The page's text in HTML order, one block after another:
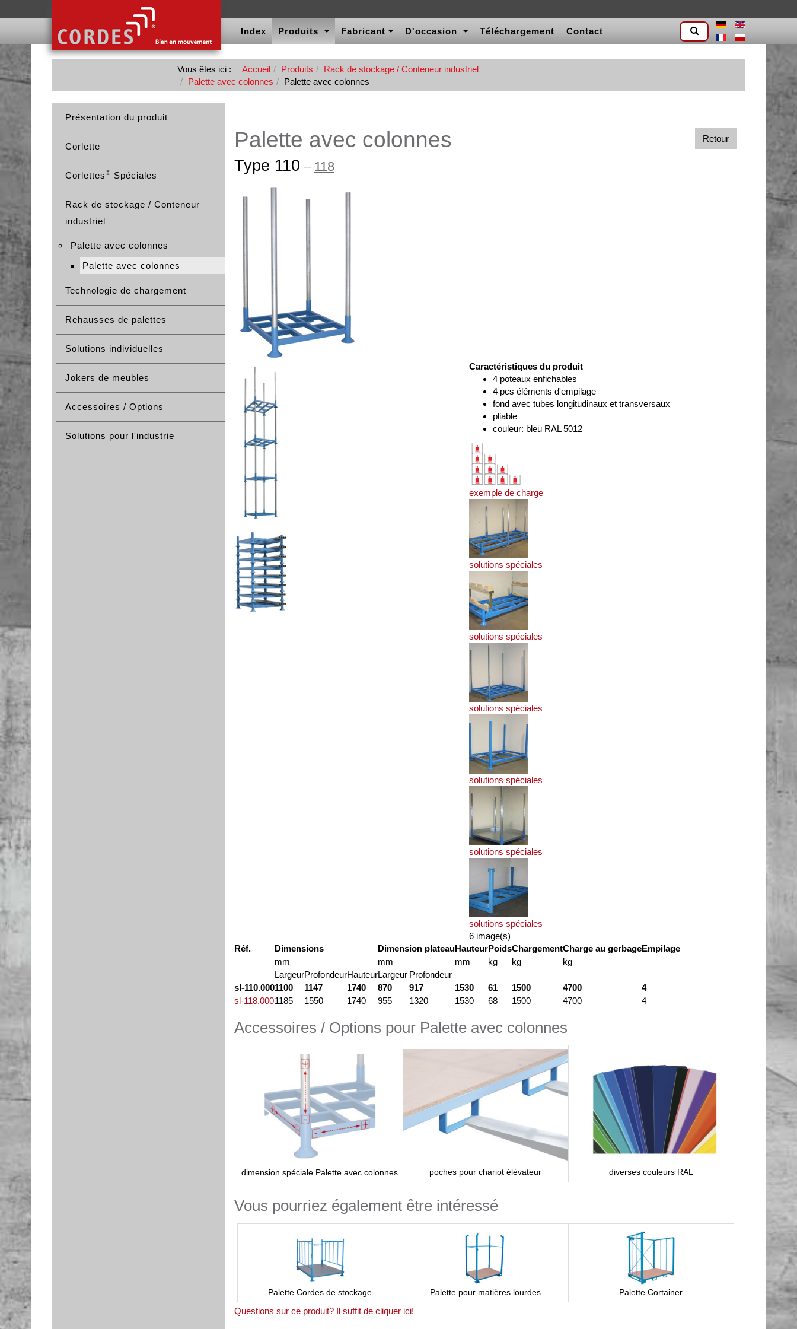
Index Produits Fabricant D'occasion Téléchargement Contact
Vous êtes ici : Accueil Produits
Rack de stockage / Conteneur industriel
Palette avec colonnes
Palette avec colonnes
Présentation du produit
Corlette
Corlettes® Spéciales
Rack de stockage / Conteneur
industriel
Palette avec colonnes
Palette avec colonnes
Technologie de chargement
Rehausses de palettes
Solutions individuelles
Jokers de meubles
Accessoires / Options
Solutions pour l'industrie
Retour
Palette avec colonnes
Type 110 – 118
Caractéristiques du produit
4 poteaux enfichables
4 pcs éléments d'empilage
fond avec tubes longitudinaux et transversaux
pliable
couleur: bleu RAL 5012
exemple de charge
solutions spéciales
solutions spéciales
solutions spéciales
solutions spéciales
solutions spéciales
solutions spéciales
6 image(s)
Réf.
Dimensions Dimension plateauHauteurPoidsChargementCharge au gerbageEmpilage
mm
mm mm kg kg
kg
LargeurProfondeurHauteurLargeur Profondeur
sl-110.0001100 1147 1740 870 917 1530 61 1500 4700
4
sl-118.0001185 1550 1740 955 1320 1530 68 1500 4700 4
Accessoires / Options pour Palette avec colonnes
dimension spéciale Palette avec colonnes poches pour chariot élévateur diverses couleurs RAL
Vous pourriez également être intéressé
Palette Cordes de stockage Palette pour matières lourdes Palette Cortainer
Questions sur ce produit? Il suffit de cliquer ici!